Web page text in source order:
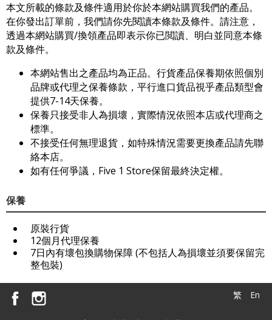
本文所載的條款及條件適用於你於本網站購買我們的產品。
在你發出訂單前，我們請你先閱讀本條款及條件。請注意，
透過本網站購買/換領產品即表示你已閲讀、明白並同意本條
款及條件。
本網站售出之產品均為正品。行貨產品保養期依照個別
品牌或代理之保養條款，平行進口貨品視乎產品類型會
提供7-14天保養。
保養只接受非人為損壞，實際情況依照本店或代理商之
標準。
不接受任何無理退貨，如特殊情況需要更換產品請先聯
絡本店。
如有任何爭議，Five 1 Store保留最終決定權。
保養
原裝行貨
12個月代理保養
7日內有壞包換購物保障 (不包括人為損壞並須要保留完
整包裝)
繁 En